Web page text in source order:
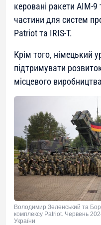
керовані ракети AIM-9
частини для систем
Patriot та IRIS-T.
Крім того, німецький
підтримувати
місцевого
Володимир Зеленський та
комплексу Patriot. Червень
України